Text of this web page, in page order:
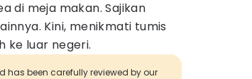
di meja makan. Sajikan
Kini, menikmati tumis
ke luar negeri.
has been carefully reviewed by our